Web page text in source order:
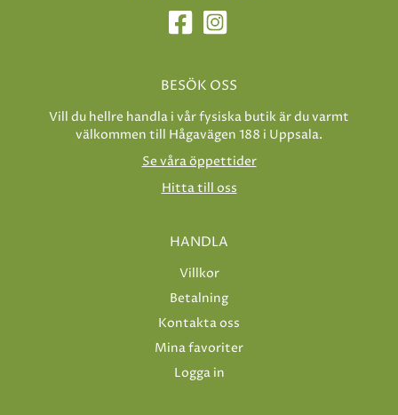
BESÖK OSS
Vill du hellre handla i vår fysiska butik är du varmt
välkommen till Hågavägen 188 i Uppsala.
Se våra öppettider
Hitta till oss
HANDLA
Villkor
Betalning
Kontakta oss
Mina favoriter
Logga in